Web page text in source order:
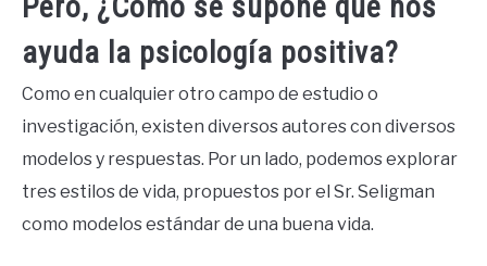
ayuda la psicología positiva?
Como en cualquier otro campo de estudio o
investigación, existen diversos autores con diversos
modelos y respuestas. Por un lado, podemos explorar
tres estilos de vida, propuestos por el Sr. Seligman
como modelos estándar de una buena vida.